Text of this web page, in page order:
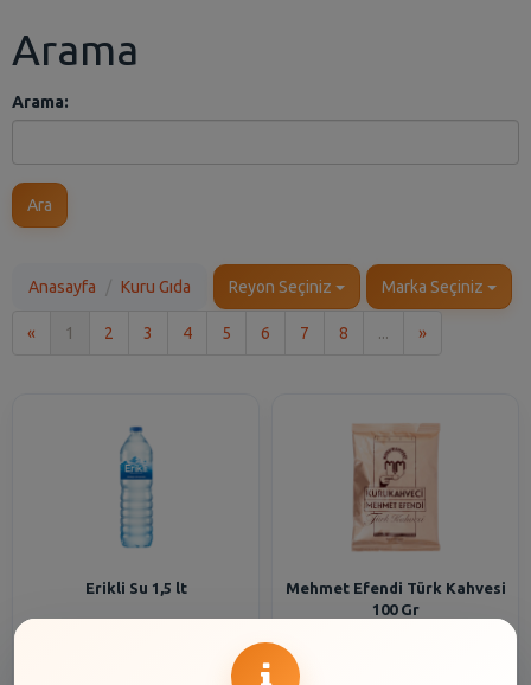
Arama
Arama:
Ara
Anasayfa Kuru Gıda Reyon Seçiniz Marka Seçiniz
« 1 2 3 4 5 6 7 8 ... »Son
Erikli Su 1,5 lt
Mehmet Efendi Türk Kahvesi
100 Gr